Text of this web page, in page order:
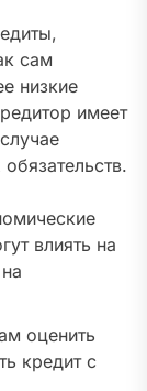
сам
низкие
имеет
влиять на
оценить
кредит с